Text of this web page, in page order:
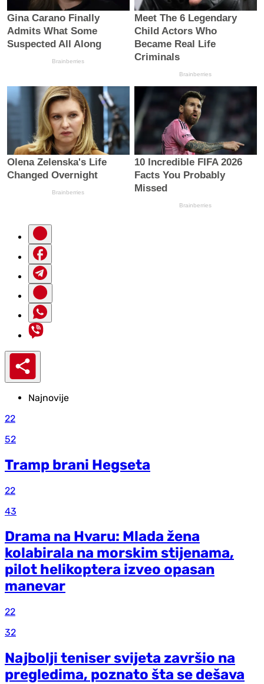
Najnovije
22
52
Tramp brani Hegseta
22
43
Drama na Hvaru: Mlada žena
kolabirala na morskim stijenama,
pilot helikoptera izveo opasan
manevar
22
32
Najbolji teniser svijeta završio na
pregledima, poznato šta se dešava